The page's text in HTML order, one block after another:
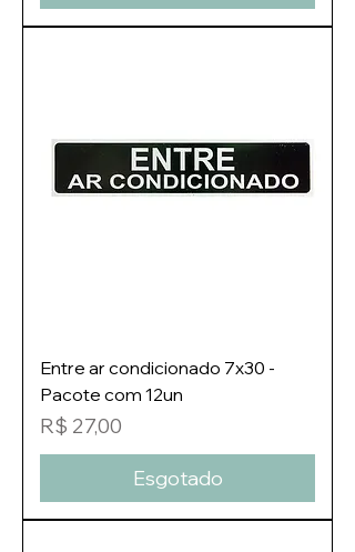
Entre ar condicionado 7x30 -
Pacote com 12un
Preço
R$ 27,00
Esgotado